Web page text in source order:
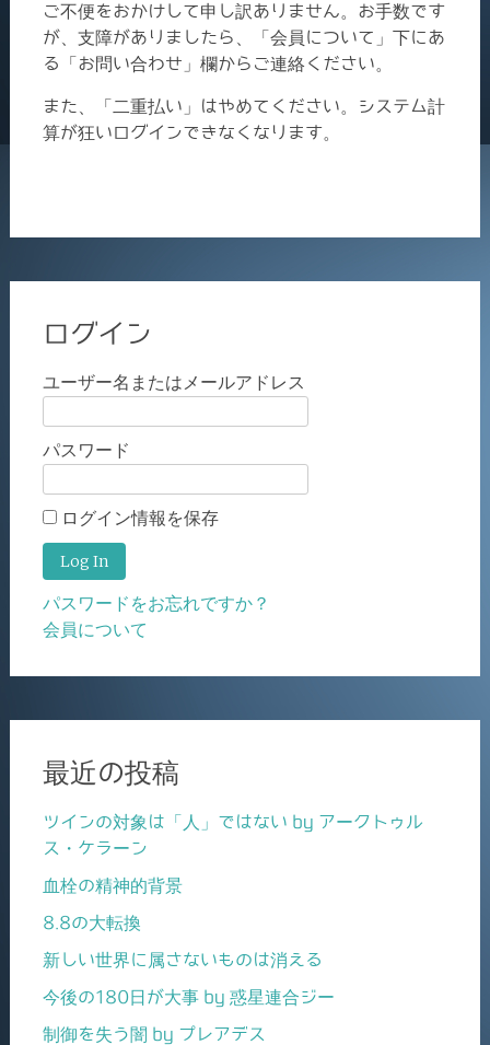
ご不便をおかけして申し訳ありません。お手数です
が、支障がありましたら、「会員について」下にあ
る「お問い合わせ」欄からご連絡ください。
また、「二重払い」はやめてください。システム計
算が狂いログインできなくなります。
ログイン
ユーザー名またはメールアドレス
パスワード
ログイン情報を保存
パスワードをお忘れですか？
会員について
最近の投稿
ツインの対象は「人」ではない by アークトゥル
ス・ケラーン
血栓の精神的背景
8.8の大転換
新しい世界に属さないものは消える
今後の180日が大事 by 惑星連合ジー
制御を失う闇 by プレアデス